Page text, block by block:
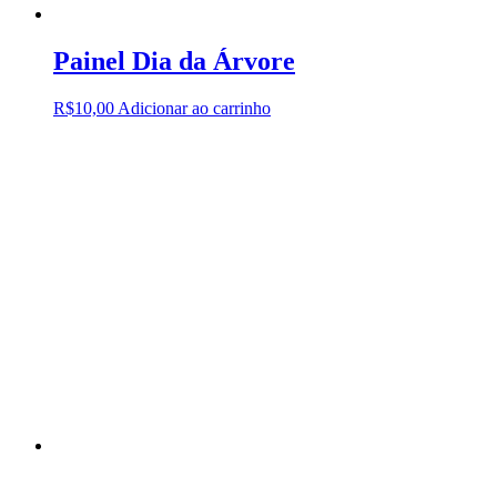
Painel Dia da Árvore
R$10,00 Adicionar ao carrinho